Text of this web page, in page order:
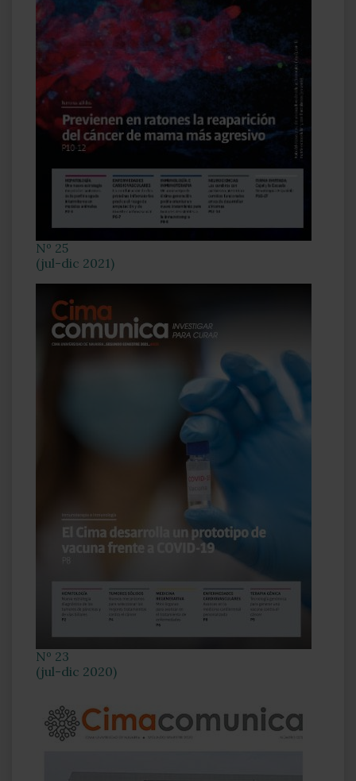
Nº 25
(jul-dic 2021)
Nº 23
(jul-dic 2020)